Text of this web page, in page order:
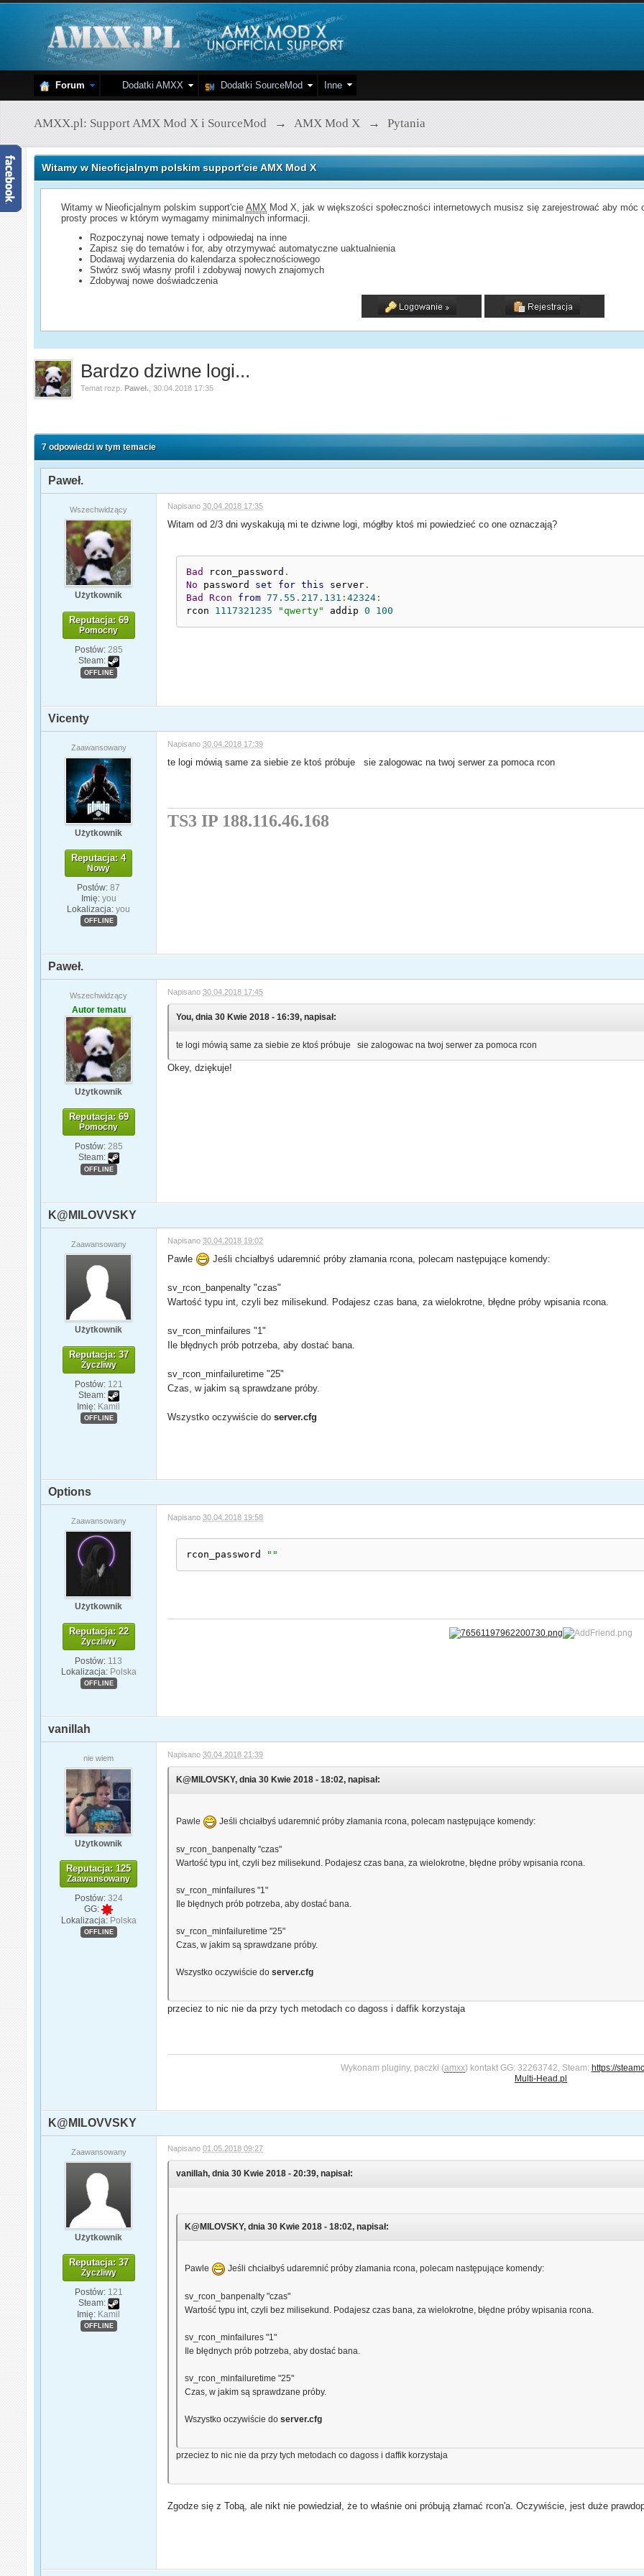
Forum Dodatki AMXX Dodatki SourceMod Inne
AMXX.pl: Support AMX Mod X i SourceMod → AMX Mod X → Pytania
Witamy w Nieoficjalnym polskim support'cie AMX Mod X
Witamy w Nieoficjalnym polskim support'cieAMX Mod X, jak w większości społeczności internetowych musisz się zarejestrować aby
prosty proces w którym wymagamy minimalnych informacji.
Rozpoczynaj nowe tematy i odpowiedaj na inne
Zapisz się do tematów i for, aby otrzymywać automatyczne uaktualnienia
Dodawaj wydarzenia do kalendarza społecznościowego
Stwórz swój własny profil i zdobywaj nowych znajomych
Zdobywaj nowe doświadczenia
Bardzo dziwne logi...
Temat rozp.Paweł. ,30.04.2018 17:35
7 odpowiedzi w tym temacie
Paweł.
Wszechwidzący
Użytkownik
Reputacja: 69
Pomocny
Postów: 285
Steam:
OFFLINE
Napisano30.04.2018 17:35
Witam od 2/3 dni wyskakują mi te dziwne logi, mógłby ktoś mi powiedzieć co one oznaczają?
Bad rcon_password .
No password set for this server .
Bad
Rcon from 77.55 . 217.131 :42324 :
rcon 1117321235 "qwerty" addip 0 100
Vicenty
Zaawansowany
Użytkownik
Reputacja: 4
Nowy
Postów: 87
Imię: you
Lokalizacja: you
OFFLINE
Napisano30.04.2018 17:39
te logi mówią same za siebie ze ktoś próbuje sie zalogowac na twoj serwer za pomoca rcon
TS3 IP 188.116.46.168
Paweł.
Wszechwidzący
Autor tematu
Użytkownik
Reputacja: 69
Pomocny
Postów: 285
Steam:
OFFLINE
Napisano30.04.2018 17:45
You, dnia 30 Kwie 2018 - 16:39, napisał:
te logi mówią same za siebie ze ktoś próbuje sie zalogowac na twoj serwer za pomoca rcon
Okey, dziękuje!
K@MILOVVSKY
Zaawansowany
Użytkownik
Reputacja: 37
Życzliwy
Postów: 121
Steam:
Imię: Kamil
OFFLINE
Napisano30.04.2018 19:02
Pawle Jeśli chciałbyś udaremnić próby złamania rcona, polecam następujące komendy:
sv_rcon_banpenalty "czas"
Wartość typu int, czyli bez milisekund. Podajesz czas bana, za wielokrotne, błędne próby wpisania rcona.
sv_rcon_minfailures "1"
Ile błędnych prób potrzeba, aby dostać bana.
sv_rcon_minfailuretime "25"
Czas, w jakim są sprawdzane próby.
Wszystko oczywiście doserver.cfg
Options
Zaawansowany
Użytkownik
Reputacja: 22
Życzliwy
Postów: 113
Lokalizacja: Polska
OFFLINE
Napisano30.04.2018 19:58
rcon_password ""
vanillah
nie wiem
Użytkownik
Reputacja: 125
Zaawansowany
Postów: 324
GG:
Lokalizacja: Polska
OFFLINE
Napisano30.04.2018 21:39
K@MILOVSKY, dnia 30 Kwie 2018 - 18:02, napisał:
Pawle Jeśli chciałbyś udaremnić próby złamania rcona, polecam następujące komendy:
sv_rcon_banpenalty "czas"
Wartość typu int, czyli bez milisekund. Podajesz czas bana, za wielokrotne, błędne próby wpisania rcona.
sv_rcon_minfailures "1"
Ile błędnych prób potrzeba, aby dostać bana.
sv_rcon_minfailuretime "25"
Czas, w jakim są sprawdzane próby.
Wszystko oczywiście doserver.cfg
przeciez to nic nie da przy tych metodach co dagoss i daffik korzystaja
Wykonam pluginy, paczki (amxx) kontakt GG: 32263742, Steam: https://
Multi-Head.pl
K@MILOVVSKY
Zaawansowany
Użytkownik
Reputacja: 37
Życzliwy
Postów: 121
Steam:
Imię: Kamil
OFFLINE
Napisano01.05.2018 09:27
vanillah, dnia 30 Kwie 2018 - 20:39, napisał:
K@MILOVSKY, dnia 30 Kwie 2018 - 18:02, napisał:
Pawle Jeśli chciałbyś udaremnić próby złamania rcona, polecam następujące komendy:
sv_rcon_banpenalty "czas"
Wartość typu int, czyli bez milisekund. Podajesz czas bana, za wielokrotne, błędne próby wpisania rcona.
sv_rcon_minfailures "1"
Ile błędnych prób potrzeba, aby dostać bana.
sv_rcon_minfailuretime "25"
Czas, w jakim są sprawdzane próby.
Wszystko oczywiście doserver.cfg
przeciez to nic nie da przy tych metodach co dagoss i daffik korzystaja
Zgodze się z Tobą, ale nikt nie powiedział, że to właśnie oni próbują złamać rcon'a. Oczywiście, jest duże